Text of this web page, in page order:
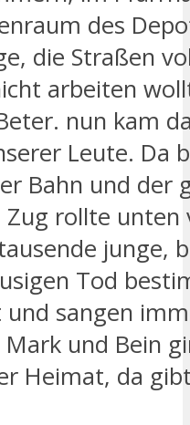
des
die Straßen
arbeiten
nun kam
Leute. Da
Bahn und der
rollte unten
junge,
Tod
sangen
und Bein
Heimat, da